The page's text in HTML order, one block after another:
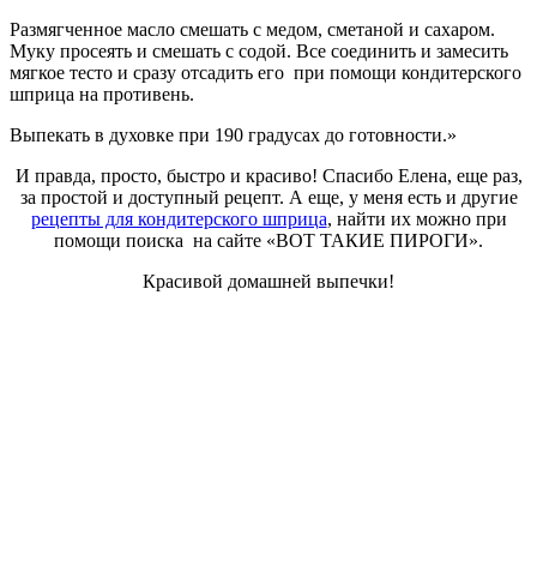
Размягченное масло смешать с медом, сметаной и сахаром.
Муку просеять и смешать с содой. Все соединить и замесить
мягкое тесто и сразу отсадить его при помощи кондитерского
шприца на противень.
Выпекать в духовке при 190 градусах до готовности.»
И правда, просто, быстро и красиво! Спасибо Елена, еще раз,
за простой и доступный рецепт. А еще, у меня есть и другие
рецепты для кондитерского шприца, найти их можно при
помощи поиска на сайте «ВОТ ТАКИЕ ПИРОГИ».
Красивой домашней выпечки!